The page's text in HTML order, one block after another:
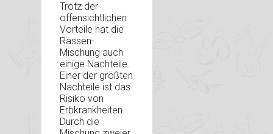
Trotz der
offensichtlichen
Vorteile hat die
Rassen-
Mischung auch
einige Nachteile.
Einer der größten
Nachteile ist das
Risiko von
Erbkrankheiten.
Durch die